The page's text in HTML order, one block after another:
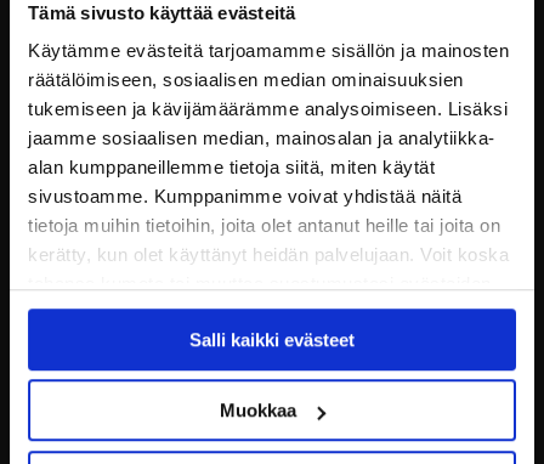
Tämä sivusto käyttää evästeitä
Käytämme evästeitä tarjoamamme sisällön ja mainosten
räätälöimiseen, sosiaalisen median ominaisuuksien
tukemiseen ja kävijämäärämme analysoimiseen. Lisäksi
jaamme sosiaalisen median, mainosalan ja analytiikka-
alan kumppaneillemme tietoja siitä, miten käytät
sivustoamme. Kumppanimme voivat yhdistää näitä
tietoja muihin tietoihin, joita olet antanut heille tai joita on
kerätty, kun olet käyttänyt heidän palvelujaan. Voit koska
käytöstäEvästeet-sivultamme.
Salli kaikki evästeet
Muokkaa
JYP Jyväskylä Oy
Puistokatu 21, 40200 Jyväskylä
Tietosuoja
Ottelut